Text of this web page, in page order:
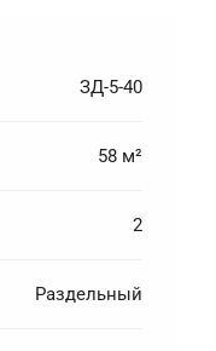
ЗД-5-40
58 м²
2
Раздельный